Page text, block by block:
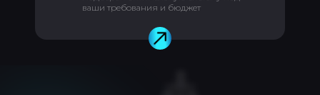
ваши требования и бюджет